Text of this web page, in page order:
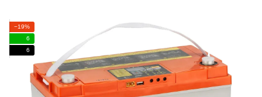
−19%
6
6